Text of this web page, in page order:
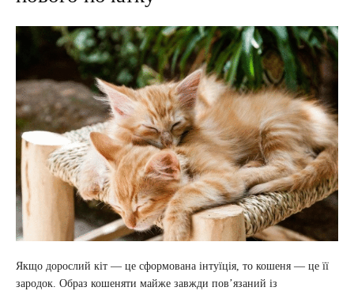
Якщо дорослий кіт — це сформована інтуїція, то кошеня — це її
зародок. Образ кошеняти майже завжди пов’язаний із